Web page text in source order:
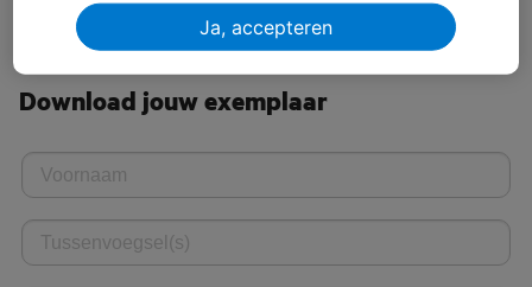
zorgverlening.
Download jouw exemplaar
Ja, accepteren